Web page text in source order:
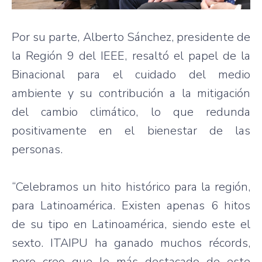
Por su parte, Alberto Sánchez, presidente de
la Región 9 del IEEE, resaltó el papel de la
Binacional para el cuidado del medio
ambiente y su contribución a la mitigación
del cambio climático, lo que redunda
positivamente en el bienestar de las
personas.
“Celebramos un hito histórico para la región,
para Latinoamérica. Existen apenas 6 hitos
de su tipo en Latinoamérica, siendo este el
sexto. ITAIPU ha ganado muchos récords,